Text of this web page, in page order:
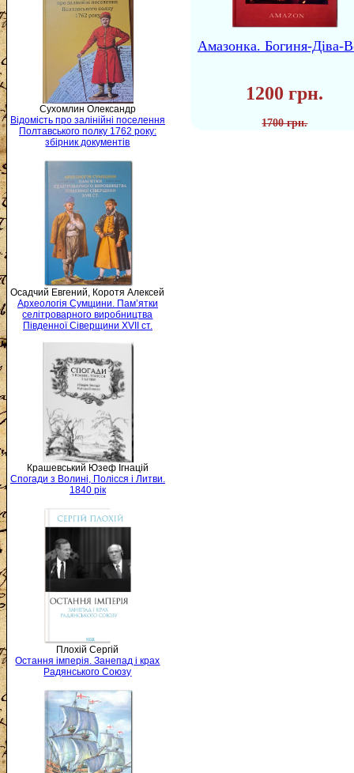
Сухомлин Олександр
Відомість про залінійні поселення
Полтавського полку 1762 року:
збірник документів
Осадчий Евгений, Коротя Алексей
Археологія Сумщини. Пам’ятки
селітроварного виробництва
Південної Сіверщини XVII ст.
Крашевський Юзеф Ігнацій
Спогади з Волині, Полісся і Литви.
1840 рік
Плохій Сергій
Остання імперія. Занепад і крах
Радянського Союзу
Амазонка. Богиня-Діва-
1200 грн.
1700 грн.